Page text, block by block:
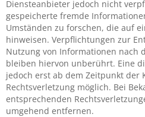
Diensteanbieter jedoch nicht
gespeicherte fremde
Umständen zu forschen, die auf
hinweisen. Verpflichtungen zur
Nutzung von Informationen nach
bleiben hiervon unberührt. Eine
jedoch erst ab dem Zeitpunkt der
Rechtsverletzung möglich. Bei
entsprechenden
umgehend entfernen.